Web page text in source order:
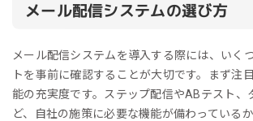
メール配信システムの選び方
メール配信システムを導入する際には、いく
トを事前に確認することが大切です。まず注
能の充実度です。ステップ配信やABテスト、
ど、自社の施策に必要な機能が備わっている